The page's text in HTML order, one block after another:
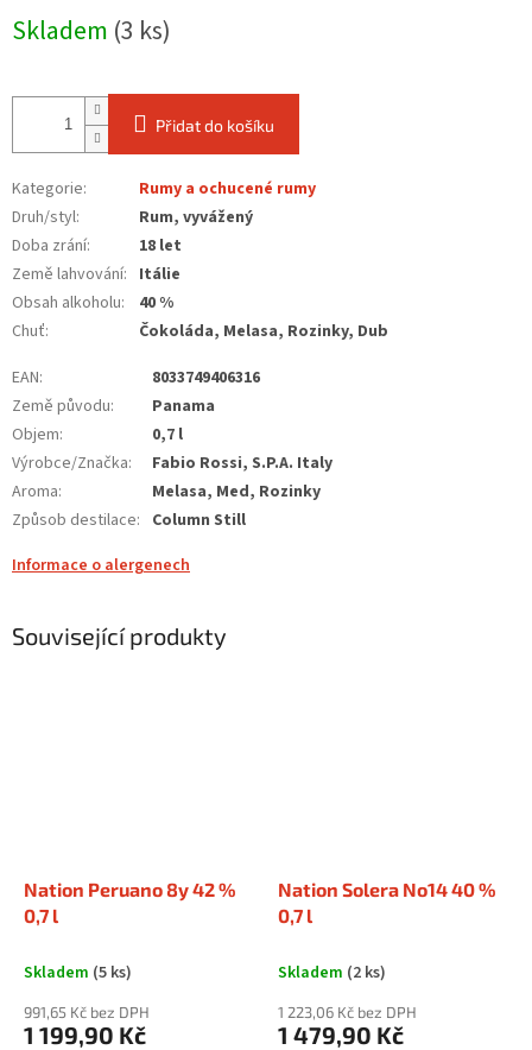
Skladem (3 ks)
Přidat do košíku
Kategorie:
Rumy a ochucené rumy
Druh/styl:
Rum, vyvážený
Doba zrání:
18 let
Země lahvování: Itálie
Obsah alkoholu:
40 %
Chuť:
Čokoláda, Melasa, Rozinky, Dub
EAN:
8033749406316
Země původu:
Panama
Objem:
0,7 l
Výrobce/Značka:
Fabio Rossi, S.P.A. Italy
Aroma:
Melasa, Med, Rozinky
Způsob destilace: Column Still
Informace o alergenech
Související produkty
Nation Peruano 8y 42 %
0,7 l
Skladem (5 ks)
991,65 Kč bez DPH
1 199,90 Kč
Nation Solera No14 40 %
0,7 l
Skladem (2 ks)
1 223,06 Kč bez DPH
1 479,90 Kč